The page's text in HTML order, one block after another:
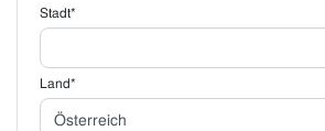
Stadt*
Land*